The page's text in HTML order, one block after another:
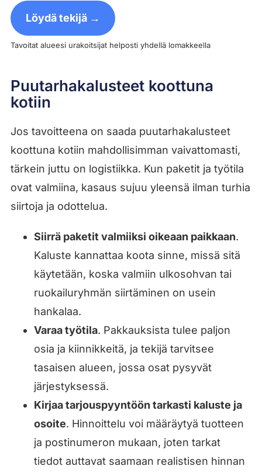
Löydä tekijä →
Tavoitat alueesi urakoitsijat helposti yhdellä lomakkeella
Puutarhakalusteet koottuna
kotiin
Jos tavoitteena on saada puutarhakalusteet
koottuna kotiin mahdollisimman vaivattomasti,
tärkein juttu on logistiikka. Kun paketit ja työtila
ovat valmiina, kasaus sujuu yleensä ilman turhia
siirtoja ja odottelua.
Siirrä paketit valmiiksi oikeaan paikkaan.
Kaluste kannattaa koota sinne, missä sitä
käytetään, koska valmiin ulkosohvan tai
ruokailuryhmän siirtäminen on usein
hankalaa.
Varaa työtila. Pakkauksista tulee paljon
osia ja kiinnikkeitä, ja tekijä tarvitsee
tasaisen alueen, jossa osat pysyvät
järjestyksessä.
Kirjaa tarjouspyyntöön tarkasti kaluste ja
osoite. Hinnoittelu voi määräytyä tuotteen
ja postinumeron mukaan, joten tarkat
tiedot auttavat saamaan realistisen hinnan